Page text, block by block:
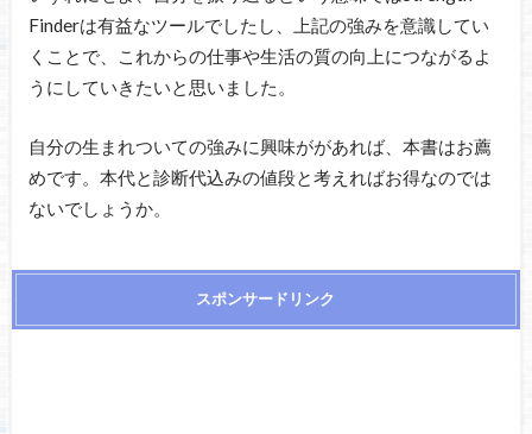
Finderは有益なツールでしたし、上記の強みを意識してい
くことで、これからの仕事や生活の質の向上につながるよ
うにしていきたいと思いました。
自分の生まれついての強みに興味ががあれば、本書はお薦
めです。本代と診断代込みの値段と考えればお得なのでは
ないでしょうか。
スポンサードリンク